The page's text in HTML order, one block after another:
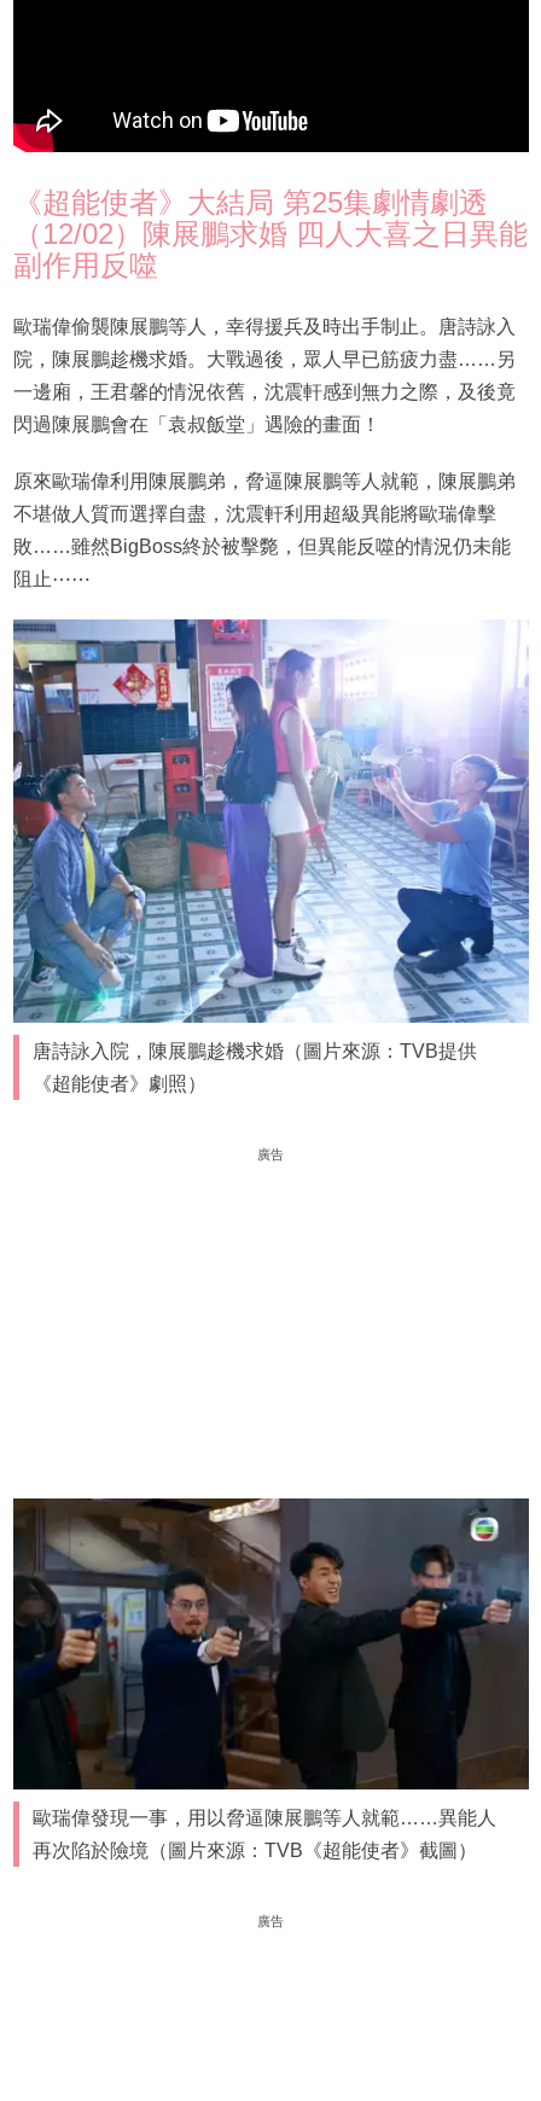
《超能使者》大結局 第25集劇情劇透
（12/02）陳展鵬求婚 四人大喜之日異能
副作用反噬
歐瑞偉偷襲陳展鵬等人，幸得援兵及時出手制止。唐詩詠入
院，陳展鵬趁機求婚。大戰過後，眾人早已筋疲力盡……另
一邊廂，王君馨的情況依舊，沈震軒感到無力之際，及後竟
閃過陳展鵬會在「袁叔飯堂」遇險的畫面！
原來歐瑞偉利用陳展鵬弟，脅逼陳展鵬等人就範，陳展鵬弟
不堪做人質而選擇自盡，沈震軒利用超級異能將歐瑞偉擊
敗……雖然BigBoss終於被擊斃，但異能反噬的情況仍未能
阻止⋯⋯
唐詩詠入院，陳展鵬趁機求婚（圖片來源：TVB提供
《超能使者》劇照）
廣告
歐瑞偉發現一事，用以脅逼陳展鵬等人就範……異能人
再次陷於險境（圖片來源：TVB《超能使者》截圖）
廣告